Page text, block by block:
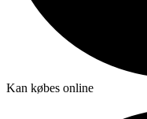
Kan købes online